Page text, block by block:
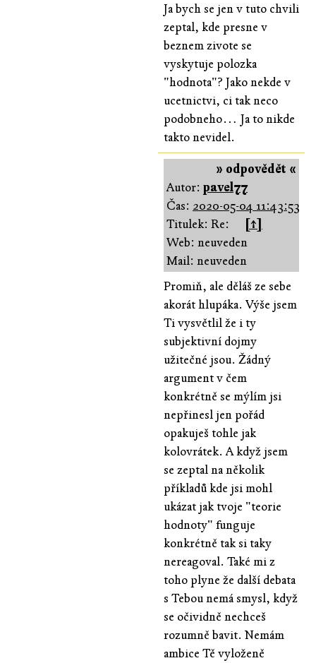
Ja bych se jen v tuto chvili
zeptal, kde presne v
beznem zivote se
vyskytuje polozka
"hodnota"? Jako nekde v
ucetnictvi, ci tak neco
podobneho… Ja to nikde
takto nevidel.
» odpovědět «
Autor: pavel77
Čas: 2020-05-04 11:43:53
Titulek: Re:
[↑]
Web: neuveden
Mail: neuveden
Promiň, ale děláš ze sebe
akorát hlupáka. Výše jsem
Ti vysvětlil že i ty
subjektivní dojmy
užitečné jsou. Žádný
argument v čem
konkrétně se mýlím jsi
nepřinesl jen pořád
opakuješ tohle jak
kolovrátek. A když jsem
se zeptal na několik
příkladů kde jsi mohl
ukázat jak tvoje "teorie
hodnoty" funguje
konkrétně tak si taky
nereagoval. Také mi z
toho plyne že další debata
s Tebou nemá smysl, když
se očividně nechceš
rozumně bavit. Nemám
ambice Tě vyloženě